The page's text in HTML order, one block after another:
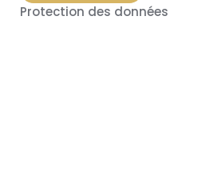
Protection des données